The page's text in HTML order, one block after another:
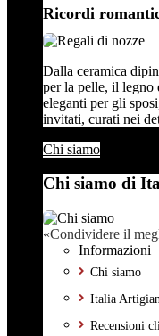
Ricordi
Dalla ceramica
per la pelle, il
eleganti per gli
invitati, curati nei
Chi siamo
Chi siamo di
«Condividere il
Informazioni
Chi siamo
Italia
Recensioni